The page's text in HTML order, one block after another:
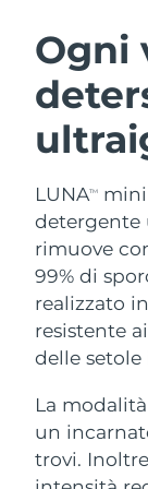
Ogni
LUNATM
mini
detergente
rimuove
99% di
realizzato
resistente
delle
La
un
trovi.
Detersione
Idratazione
Anti-age
Austria
Bahrein
Belgio
Bermuda
Bosnia ed
Erzegovina
Brunei
Bulgaria
Canada
Cile